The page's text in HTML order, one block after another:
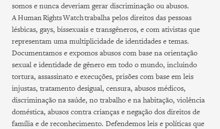
somos e nunca deveriam gerar discriminação ou abusos.
A Human Rights Watch trabalha pelos direitos das pessoas
lésbicas, gays, bissexuais e transgêneros, e com ativistas que
representam uma multiplicidade de identidades e temas.
Documentamos e expomos abusos com base na orientação
sexual e identidade de gênero em todo o mundo, incluindo
tortura, assassinato e execuções, prisões com base em leis
injustas, tratamento desigual, censura, abusos médicos,
discriminação na saúde, no trabalho e na habitação, violência
doméstica, abusos contra crianças e negação dos direitos de
família e de reconhecimento. Defendemos leis e políticas que